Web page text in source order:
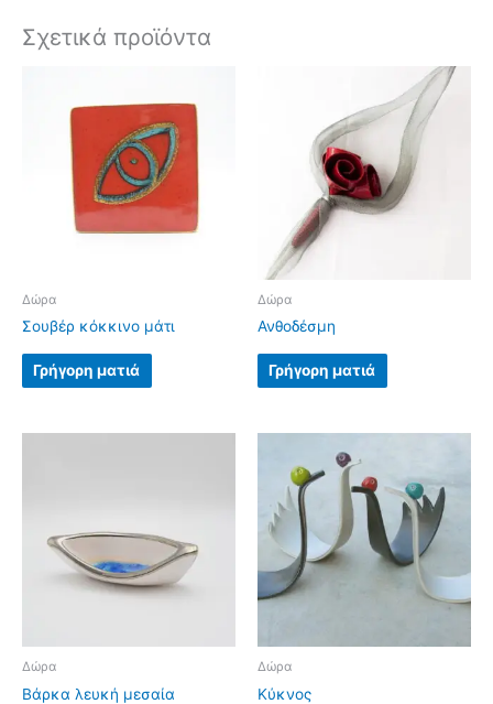
Σχετικά προϊόντα
Δώρα
Σουβέρ κόκκινο μάτι
Γρήγορη ματιά
Δώρα
Ανθοδέσμη
Γρήγορη ματιά
Δώρα
Βάρκα λευκή μεσαία
Δώρα
Κύκνος